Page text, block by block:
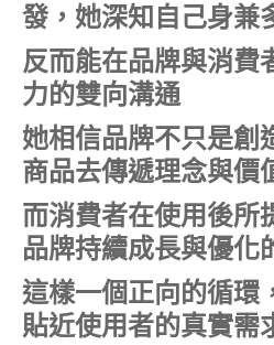
發，她深知自己身兼
反而能在品牌與消費
力的雙向溝通
她相信品牌不只是創
商品去傳遞理念與價
而消費者在使用後所
品牌持續成長與優化
這樣一個正向的循環
貼近使用者的真實需